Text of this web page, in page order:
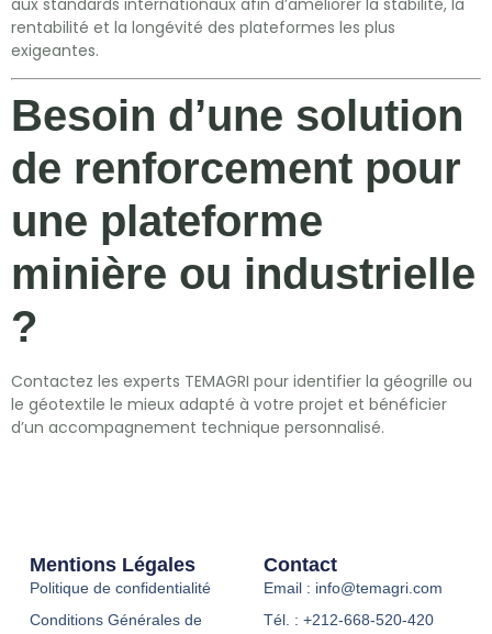
rentabilité et la longévité des plateformes les plus
exigeantes.
Besoin d’une solution
de renforcement pour
une plateforme
minière ou industrielle
?
Contactez les experts TEMAGRI pour identifier la géogrille ou
le géotextile le mieux adapté à votre projet et bénéficier
d’un accompagnement technique personnalisé.
Mentions Légales
Politique de confidentialité
Conditions Générales de
Contact
Email : info@temagri.com
Tél. : +212-668-520-420